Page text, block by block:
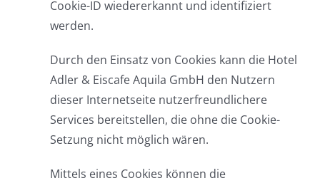
Cookie-ID wiedererkannt und identifiziert
werden.
Durch den Einsatz von Cookies kann die Hotel
Adler & Eiscafe Aquila GmbH den Nutzern
dieser Internetseite nutzerfreundlichere
Services bereitstellen, die ohne die Cookie-
Setzung nicht möglich wären.
Mittels eines Cookies können die